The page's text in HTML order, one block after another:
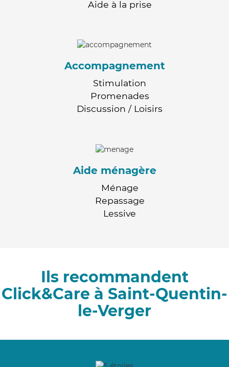
Aide à la prise
Accompagnement
Stimulation
Promenades
Discussion / Loisirs
Aide ménagère
Ménage
Repassage
Lessive
Ils recommandent
Click&Care à Saint-Quentin-
le-Verger